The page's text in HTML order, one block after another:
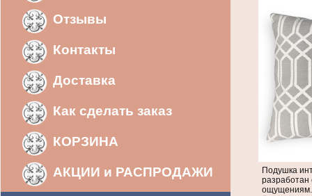
Отзывы
Контакты
Доставка
Как сделать заказ
КОРЗИНА
АКЦИИ и РАСПРОДАЖИ
Подушка
разработан
ощущениям.